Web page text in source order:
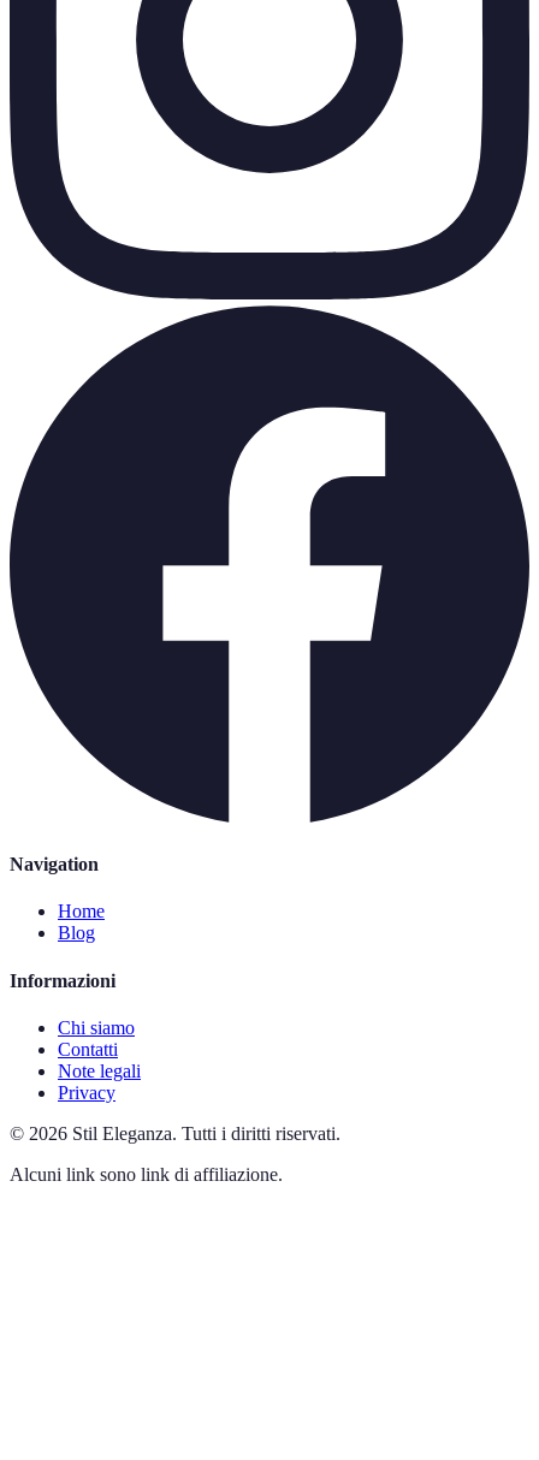
Navigation
Home
Blog
Informazioni
Chi siamo
Contatti
Note legali
Privacy
© 2026 Stil Eleganza. Tutti i diritti riservati.
Alcuni link sono link di affiliazione.